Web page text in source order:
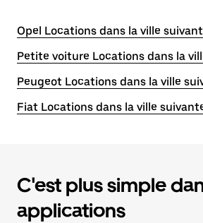
Opel Locations dans la ville
Petite voiture Locations dans la
Peugeot Locations dans la ville
Fiat Locations dans la ville
C'est plus simple
applications